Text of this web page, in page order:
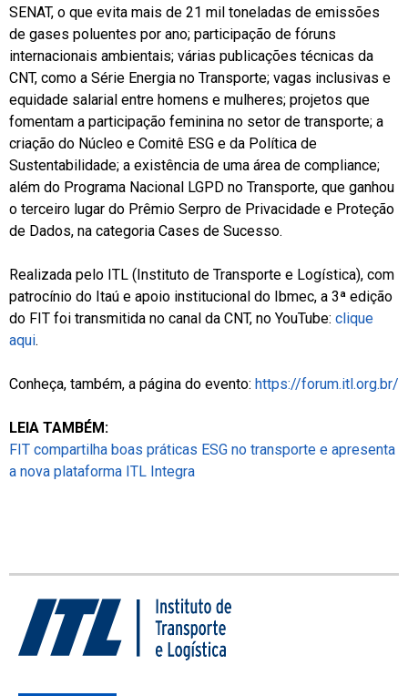
SENAT, o que evita mais de 21 mil toneladas de emissões
de gases poluentes por ano; participação de fóruns
internacionais ambientais; várias publicações técnicas da
CNT, como a Série Energia no Transporte; vagas inclusivas e
equidade salarial entre homens e mulheres; projetos que
fomentam a participação feminina no setor de transporte; a
criação do Núcleo e Comitê ESG e da Política de
Sustentabilidade; a existência de uma área de compliance;
além do Programa Nacional LGPD no Transporte, que ganhou
o terceiro lugar do Prêmio Serpro de Privacidade e Proteção
de Dados, na categoria Cases de Sucesso.
Realizada pelo ITL (Instituto de Transporte e Logística), com
patrocínio do Itaú e apoio institucional do Ibmec, a 3ª edição
do FIT foi transmitida no canal da CNT, no YouTube: clique
aqui.
Conheça, também, a página do evento: https://forum.itl.org.br/
LEIA TAMBÉM:
FIT compartilha boas práticas ESG no transporte e apresenta
a nova plataforma ITL Integra